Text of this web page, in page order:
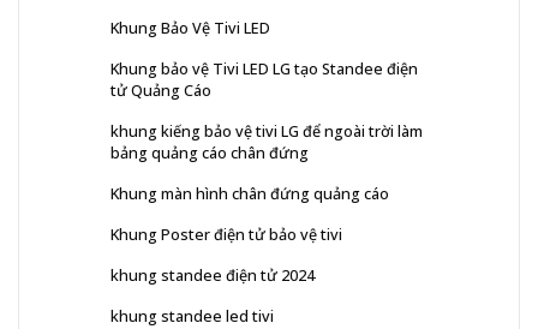
Khung Bảo Vệ Tivi LED
Khung bảo vệ Tivi LED LG tạo Standee điện
tử Quảng Cáo
khung kiếng bảo vệ tivi LG để ngoài trời làm
bảng quảng cáo chân đứng
Khung màn hình chân đứng quảng cáo
Khung Poster điện tử bảo vệ tivi
khung standee điện tử 2024
khung standee led tivi